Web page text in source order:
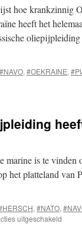
hoe krankzinnig
heeft het
#NAVO, #OEKRAINE,
is te vinden
het platteland van
, #NATO,
uitgeschakeld